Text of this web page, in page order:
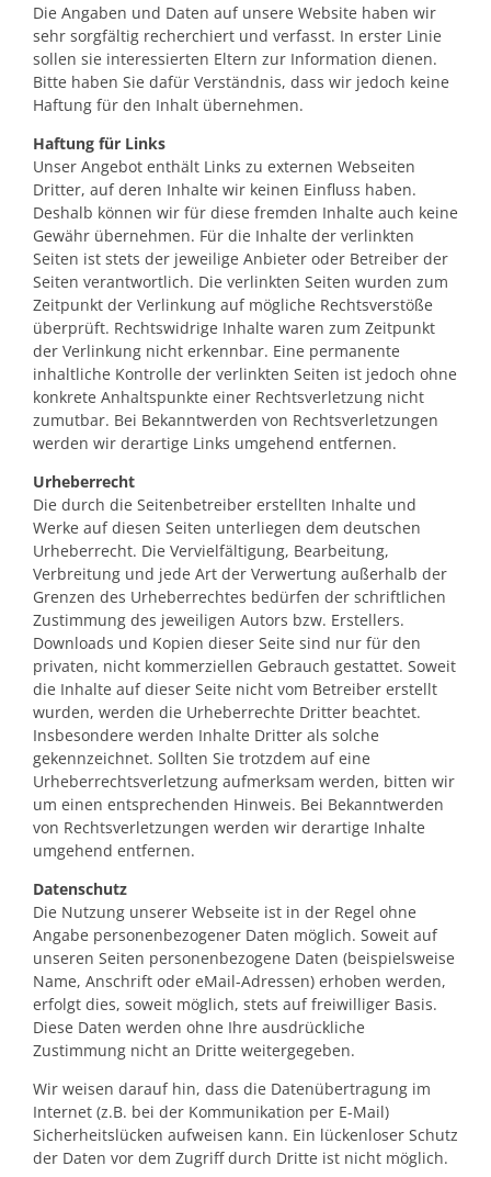
Die Angaben und Daten auf unsere Website haben wir
sehr sorgfältig recherchiert und verfasst. In erster Linie
sollen sie interessierten Eltern zur Information dienen.
Bitte haben Sie dafür Verständnis, dass wir jedoch keine
Haftung für den Inhalt übernehmen.
Haftung für Links
Unser Angebot enthält Links zu externen Webseiten
Dritter, auf deren Inhalte wir keinen Einfluss haben.
Deshalb können wir für diese fremden Inhalte auch keine
Gewähr übernehmen. Für die Inhalte der verlinkten
Seiten ist stets der jeweilige Anbieter oder Betreiber der
Seiten verantwortlich. Die verlinkten Seiten wurden zum
Zeitpunkt der Verlinkung auf mögliche Rechtsverstöße
überprüft. Rechtswidrige Inhalte waren zum Zeitpunkt
der Verlinkung nicht erkennbar. Eine permanente
inhaltliche Kontrolle der verlinkten Seiten ist jedoch ohne
konkrete Anhaltspunkte einer Rechtsverletzung nicht
zumutbar. Bei Bekanntwerden von Rechtsverletzungen
werden wir derartige Links umgehend entfernen.
Urheberrecht
Die durch die Seitenbetreiber erstellten Inhalte und
Werke auf diesen Seiten unterliegen dem deutschen
Urheberrecht. Die Vervielfältigung, Bearbeitung,
Verbreitung und jede Art der Verwertung außerhalb der
Grenzen des Urheberrechtes bedürfen der schriftlichen
Zustimmung des jeweiligen Autors bzw. Erstellers.
Downloads und Kopien dieser Seite sind nur für den
privaten, nicht kommerziellen Gebrauch gestattet. Soweit
die Inhalte auf dieser Seite nicht vom Betreiber erstellt
wurden, werden die Urheberrechte Dritter beachtet.
Insbesondere werden Inhalte Dritter als solche
gekennzeichnet. Sollten Sie trotzdem auf eine
Urheberrechtsverletzung aufmerksam werden, bitten wir
um einen entsprechenden Hinweis. Bei Bekanntwerden
von Rechtsverletzungen werden wir derartige Inhalte
umgehend entfernen.
Datenschutz
Die Nutzung unserer Webseite ist in der Regel ohne
Angabe personenbezogener Daten möglich. Soweit auf
unseren Seiten personenbezogene Daten (beispielsweise
Name, Anschrift oder eMail-Adressen) erhoben werden,
erfolgt dies, soweit möglich, stets auf freiwilliger Basis.
Diese Daten werden ohne Ihre ausdrückliche
Zustimmung nicht an Dritte weitergegeben.
Wir weisen darauf hin, dass die Datenübertragung im
Internet (z.B. bei der Kommunikation per E-Mail)
Sicherheitslücken aufweisen kann. Ein lückenloser Schutz
der Daten vor dem Zugriff durch Dritte ist nicht möglich.